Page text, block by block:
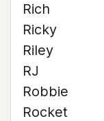
Rich
Ricky
Riley
RJ
Robbie
Rocket